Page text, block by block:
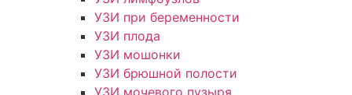
УЗИ при беременности
УЗИ плода
УЗИ мошонки
УЗИ брюшной полости